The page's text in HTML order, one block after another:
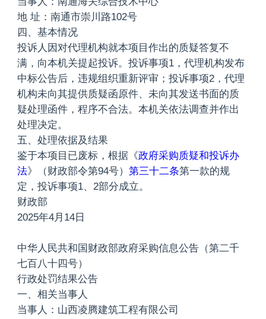
地 址：南通市崇川路102号
四、基本情况
投诉人因对代理机构就本项目作出的质疑答复不
满，向本机关提起投诉。投诉事项1，代理机构发布
中标公告后，违规组织重新评审；投诉事项2，代理
机构未向其提供质疑函原件、未向其发送书面的质
疑处理函件，程序不合法。本机关依法调查并作出
处理决定。
五、处理依据及结果
鉴于本项目已废标，根据《政府采购质疑和投诉办
法》（财政部令第94号） 第三十二条第一款的规
定，投诉事项1、2部分成立。
财政部
2025年4月14日
中华人民共和国财政部政府采购信息公告（第二千
七百八十四号）
行政处罚结果公告
一、相关当事人
当事人：山西凌腾建筑工程有限公司